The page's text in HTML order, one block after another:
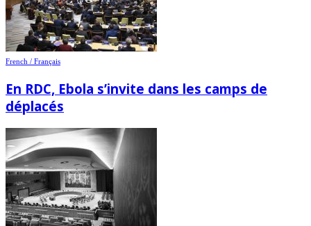
French / Français
En RDC, Ebola s’invite dans les camps de
déplacés